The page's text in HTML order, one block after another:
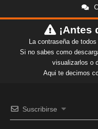
¡Antes
La contraseña de
Si no sabes como
visualizarlos o
Aqui te decimos
Suscribirse